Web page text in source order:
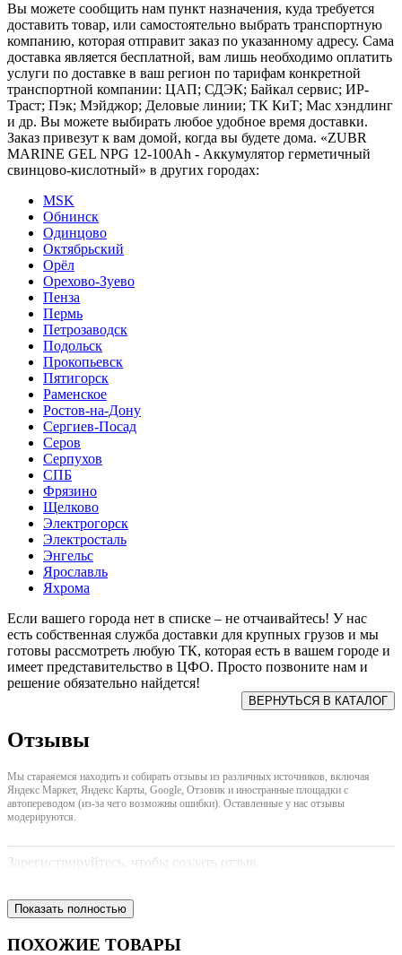
Вы можете сообщить нам пункт назначения, куда требуется
доставить товар, или самостоятельно выбрать транспортную
компанию, которая отправит заказ по указанному адресу. Сама
доставка является бесплатной, вам лишь необходимо оплатить
услуги по доставке в ваш регион по тарифам конкретной
транспортной компании: ЦАП; СДЭК; Байкал сервис; ИР-
Траст; Пэк; Мэйджор; Деловые линии; ТК КиТ; Мас хэндлинг
и др. Вы можете выбирать любое удобное время доставки.
Заказ привезут к вам домой, когда вы будете дома. «ZUBR
MARINE GEL NPG 12-100Ah - Аккумулятор герметичный
свинцово-кислотный» в других городах:
MSK
Обнинск
Одинцово
Октябрьский
Орёл
Орехово-Зуево
Пенза
Пермь
Петрозаводск
Подольск
Прокопьевск
Пятигорск
Раменское
Ростов-на-Дону
Сергиев-Посад
Серов
Серпухов
СПБ
Фрязино
Щелково
Электрогорск
Электросталь
Энгельс
Ярославль
Яхрома
Если вашего города нет в списке – не отчаивайтесь! У нас
есть собственная служба доставки для крупных грузов и мы
готовы рассмотреть любую ТК, которая есть в вашем городе и
имеет представительство в ЦФО. Просто позвоните нам и
решение обязательно найдется!
Отзывы
Мы стараяемся находить и собирать отзывы из различных источников, включая
Яндекс Маркет, Яндекс Карты, Google, Отзовик и иностранные площадки с
автопереводом (из-за чего возможны ошибки). Оставленные у нас отзывы
модерируются.
Зарегистрируйтесь, чтобы создать отзыв.
Показать полностью
ПОХОЖИЕ ТОВАРЫ